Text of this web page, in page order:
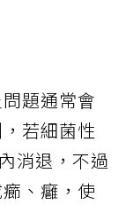
題通常會
若細菌性
消退，不過
、癰，使